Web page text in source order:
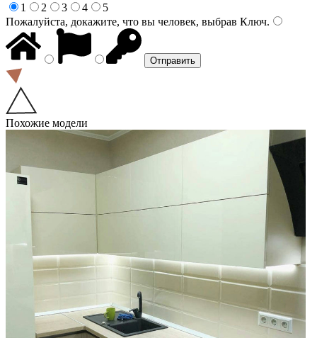
1
2 3 4
5
Пожалуйста, докажите, что вы человек, выбрав Ключ.
Похожие модели